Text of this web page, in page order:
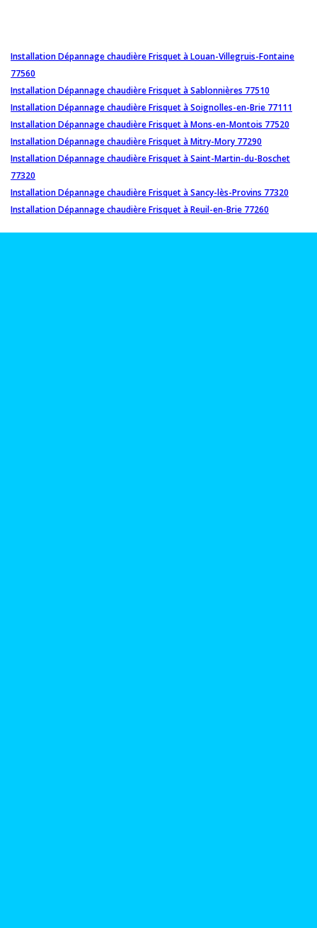
Installation Dépannage chaudière Frisquet à Louan-Villegruis-Fontaine
77560
Installation Dépannage chaudière Frisquet à Sablonnières 77510
Installation Dépannage chaudière Frisquet à Soignolles-en-Brie 77111
Installation Dépannage chaudière Frisquet à Mons-en-Montois 77520
Installation Dépannage chaudière Frisquet à Mitry-Mory 77290
Installation Dépannage chaudière Frisquet à Saint-Martin-du-Boschet
77320
Installation Dépannage chaudière Frisquet à Sancy-lès-Provins 77320
Installation Dépannage chaudière Frisquet à Reuil-en-Brie 77260